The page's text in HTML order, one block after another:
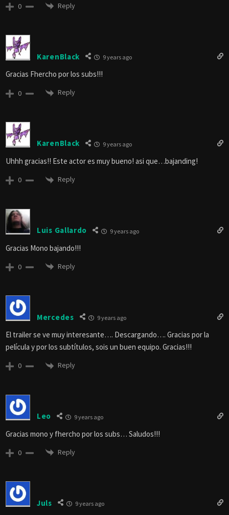
0 Reply
KarenBlack 9 years ago
Gracias Fhercho por los subs!!!
0 Reply
KarenBlack 9 years ago
Uhhh gracias!! Este actor es muy bueno! asi que…bajanding!
0 Reply
Luis Gallardo 9 years ago
Gracias Mono bajando!!!
0 Reply
Mercedes 9 years ago
El trailer se ve muy interesante…. Descargando…. Gracias por la
película y por los subtítulos, sois un buen equipo. Gracias!!!
0 Reply
Leo 9 years ago
Gracias mono y fhercho por los subs… Saludos!!!
0 Reply
Juls 9 years ago